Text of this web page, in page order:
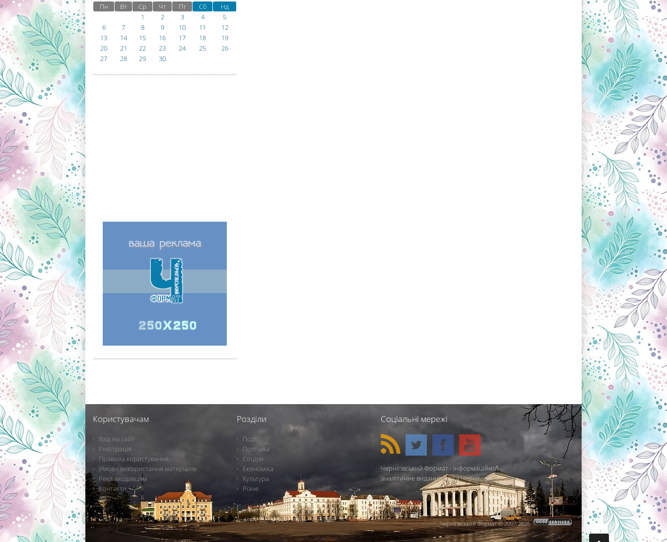
Пн Вт Ср Чт Пт Сб
Нд
1
2 3 4
5
6
7 8 9 10 11
12
13
14 15 16 17 18
19
20
21 22 23 24 25
26
27
28 29 30
Користувачам
Вхід на сайт
Реєстрація
Правила користування
Умови використання матеріалів
Рекламодавцям
Контакти
Розділи
Події
Політика
Соціум
Економіка
Культура
Різне
Соціальні мережі
Чернігівський Формат - інформаційно-
аналітичне видання міста Чернігова.
Чернігівський Формат © 2007-2026. .